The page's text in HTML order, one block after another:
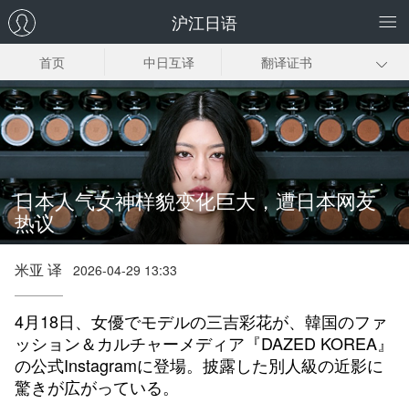
沪江日语
首页 中日互译 翻译证书
日企翻译 日语同传 日语口译
趣味日语翻译 日语翻译下载
日本人气女神样貌变化巨大，遭日本网友
热议
米亚 译 2026-04-29 13:33
4月18日、女優でモデルの三吉彩花が、韓国のファ
ッション＆カルチャーメディア『DAZED KOREA』
の公式Instagramに登場。披露した別人級の近影に
驚きが広がっている。